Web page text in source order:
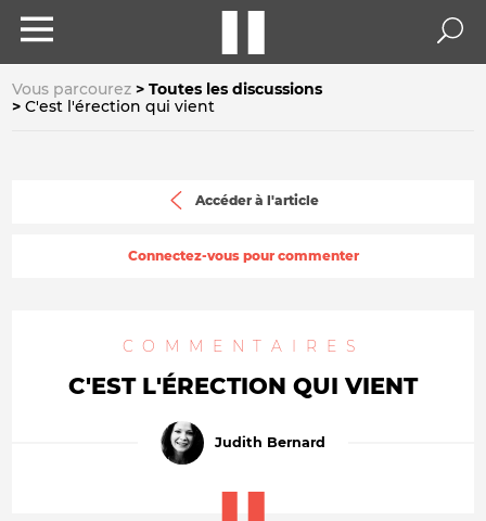
Vous parcourez
Toutes les discussions
C'est l'érection qui vient
Accéder à l'article
Connectez-vous pour commenter
COMMENTAIRES
C'EST L'ÉRECTION QUI VIENT
Judith Bernard